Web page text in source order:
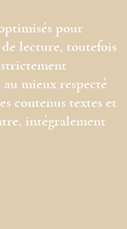
pour
lecture, toutefois
strictement
mieux respecté
contenus textes et
intégralement